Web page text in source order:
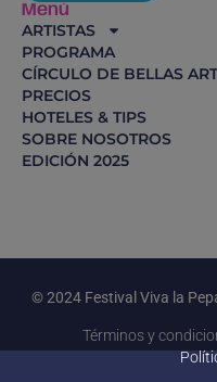
Menú
ARTISTAS
PROGRAMA
CÍRCULO DE BELLAS
PRECIOS
HOTELES & TIPS
SOBRE NOSOTROS
EDICIÓN 2025
© 2024 Festival Viva la
Términos y